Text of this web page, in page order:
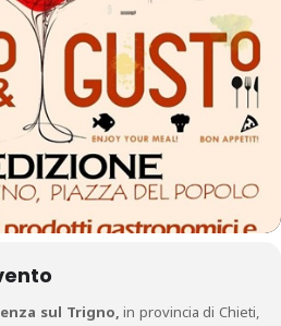
sul Trigno, in provincia di Chieti,